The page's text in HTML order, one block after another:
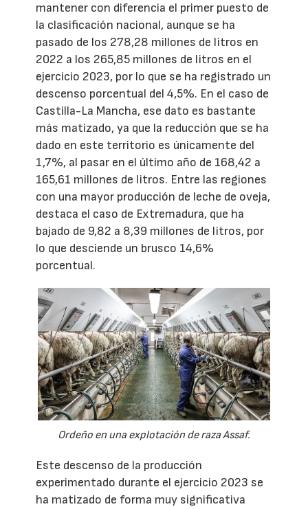
mantener con diferencia el primer puesto de
la clasificación nacional, aunque se ha
pasado de los 278,28 millones de litros en
2022 a los 265,85 millones de litros en el
ejercicio 2023, por lo que se ha registrado un
descenso porcentual del 4,5%. En el caso de
Castilla-La Mancha, ese dato es bastante
más matizado, ya que la reducción que se ha
dado en este territorio es únicamente del
1,7%, al pasar en el último año de 168,42 a
165,61 millones de litros. Entre las regiones
con una mayor producción de leche de oveja,
destaca el caso de Extremadura, que ha
bajado de 9,82 a 8,39 millones de litros, por
lo que desciende un brusco 14,6%
porcentual.
Ordeño en una explotación de raza Assaf.
Este descenso de la producción
experimentado durante el ejercicio 2023 se
ha matizado de forma muy significativa